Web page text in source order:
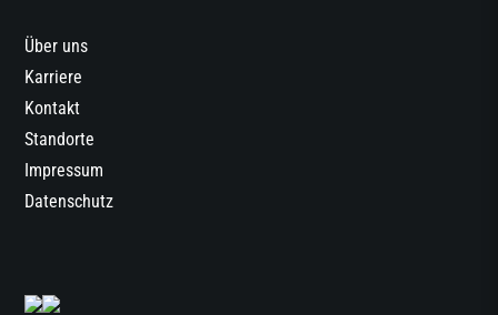
Über uns
Karriere
Kontakt
Standorte
Impressum
Datenschutz